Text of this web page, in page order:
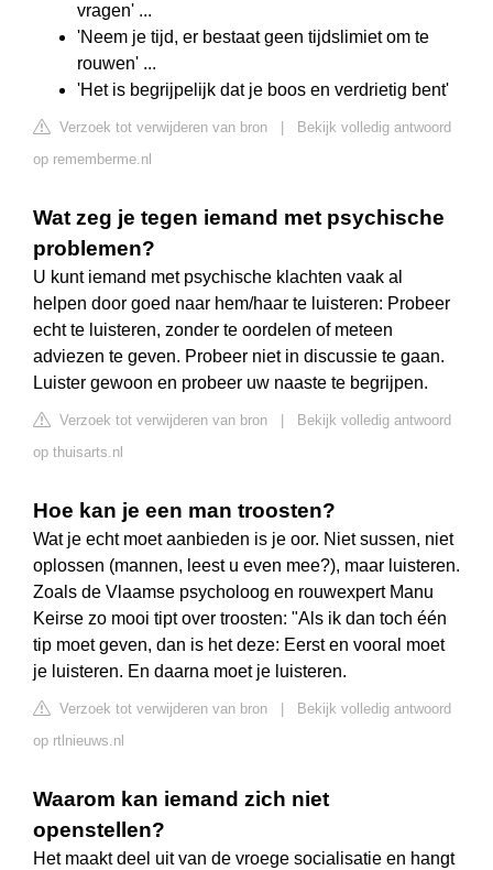
vragen' ...
'Neem je tijd, er bestaat geen tijdslimiet om te
rouwen' ...
'Het is begrijpelijk dat je boos en verdrietig bent'
Verzoek tot verwijderen van bron
Bekijk volledig antwoord
op rememberme.nl
Wat zeg je tegen iemand met psychische
problemen?
U kunt iemand met psychische klachten vaak al
helpen door goed naar hem/haar te luisteren: Probeer
echt te luisteren, zonder te oordelen of meteen
adviezen te geven. Probeer niet in discussie te gaan.
Luister gewoon en probeer uw naaste te begrijpen.
Verzoek tot verwijderen van bron
Bekijk volledig antwoord
op thuisarts.nl
Hoe kan je een man troosten?
Wat je echt moet aanbieden is je oor. Niet sussen, niet
oplossen (mannen, leest u even mee?), maar luisteren.
Zoals de Vlaamse psycholoog en rouwexpert Manu
Keirse zo mooi tipt over troosten: "Als ik dan toch één
tip moet geven, dan is het deze: Eerst en vooral moet
je luisteren. En daarna moet je luisteren.
Verzoek tot verwijderen van bron
Bekijk volledig antwoord
op rtlnieuws.nl
Waarom kan iemand zich niet
openstellen?
Het maakt deel uit van de vroege socialisatie en hangt